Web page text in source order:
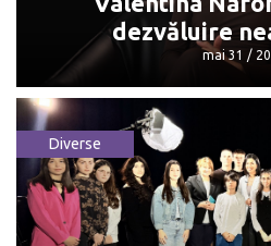
dezvăluire
mai 31 /
Valentina Nafornița
mai 31 /
Diverse